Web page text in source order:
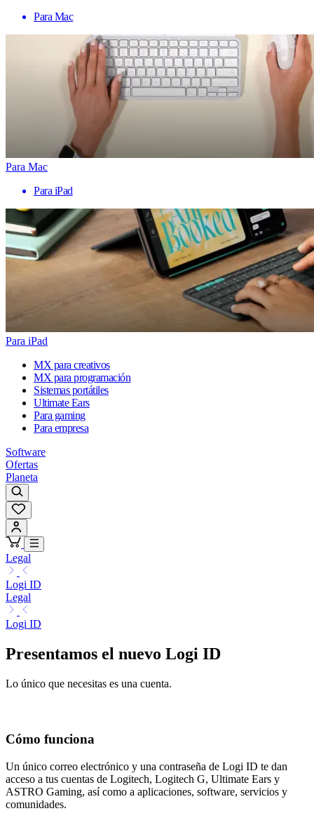
Para Mac
Para Mac
Para iPad
Para iPad
MX para creativos
MX para programación
Sistemas portátiles
Ultimate Ears
Para gaming
Para empresa
Software
Ofertas
Planeta
Legal
Logi ID
Legal
Logi ID
Presentamos el nuevo Logi ID
Lo único que necesitas es una cuenta.
Cómo funciona
Un único correo electrónico y una contraseña de Logi ID te dan
acceso a tus cuentas de Logitech, Logitech G, Ultimate Ears y
ASTRO Gaming, así como a aplicaciones, software, servicios y
comunidades.